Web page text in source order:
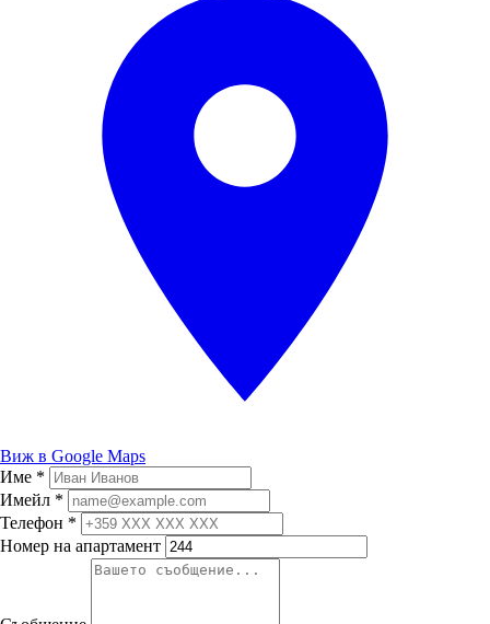
Виж в Google Maps
Име *
Имейл *
Телефон *
Номер на апартамент